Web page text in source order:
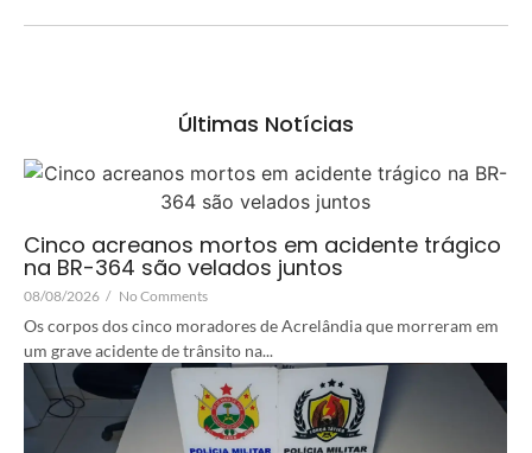
Últimas Notícias
Cinco acreanos mortos em acidente trágico
na BR-364 são velados juntos
08/08/2026 / No Comments
Os corpos dos cinco moradores de Acrelândia que morreram em
um grave acidente de trânsito na...